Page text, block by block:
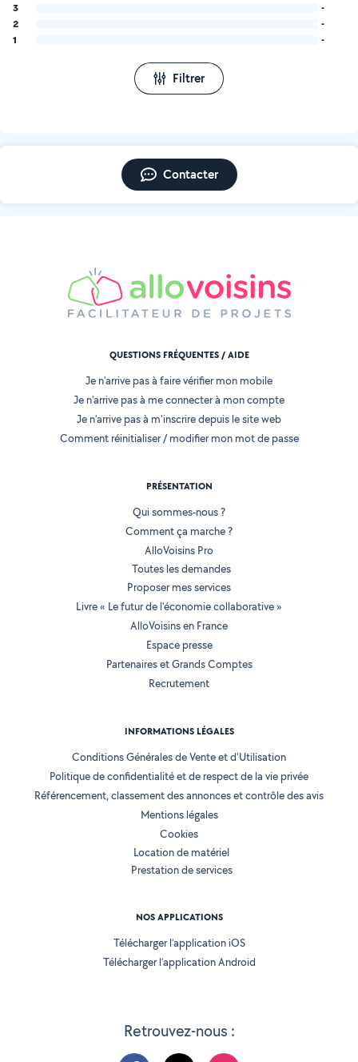
3
-
2
-
1
-
Filtrer
Contacter
Retrouvez-nous :
QUESTIONS FRÉQUENTES / AIDE
Je n'arrive pas à faire vérifier mon mobile
Je n'arrive pas à me connecter à mon compte
Je n'arrive pas à m'inscrire depuis le site web
Comment réinitialiser / modifier mon mot de passe
PRÉSENTATION
Qui sommes-nous ?
Comment ça marche ?
AlloVoisins Pro
Toutes les demandes
Proposer mes services
Livre « Le futur de l'économie collaborative »
AlloVoisins en France
Espace presse
Partenaires et Grands Comptes
Recrutement
INFORMATIONS LÉGALES
Conditions Générales de Vente et d'Utilisation
Politique de confidentialité et de respect de la vie privée
Référencement, classement des annonces et contrôle des avis
Mentions légales
Cookies
Location de matériel
Prestation de services
NOS APPLICATIONS
Télécharger l’application iOS
Télécharger l’application Android